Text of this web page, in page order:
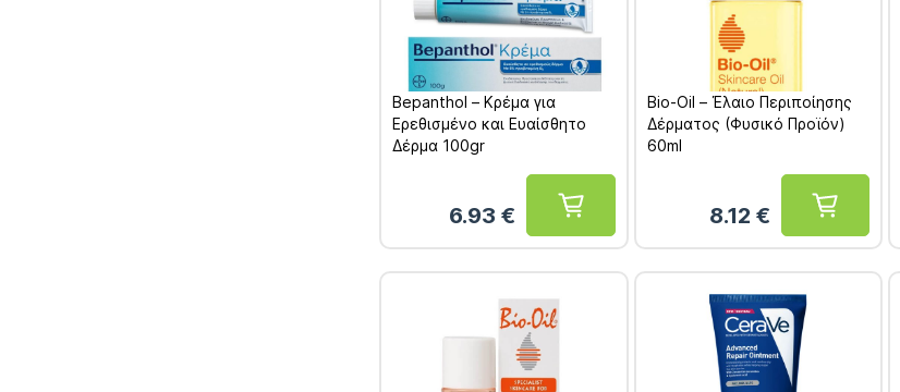
Bepanthol – Κρέμα για
Ερεθισμένο και Ευαίσθητο
Δέρμα 100gr
6.93 €
Bio-Oil – Έλαιο Περιποίησης
Δέρματος (Φυσικό Προϊόν)
60ml
8.12 €